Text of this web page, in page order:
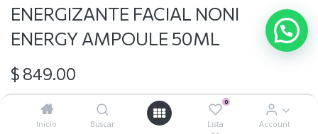
Inicio Buscar
0
Lista
Account
ENERGIZANTE FACIAL NONI
ENERGY AMPOULE 50ML
$ 849.00